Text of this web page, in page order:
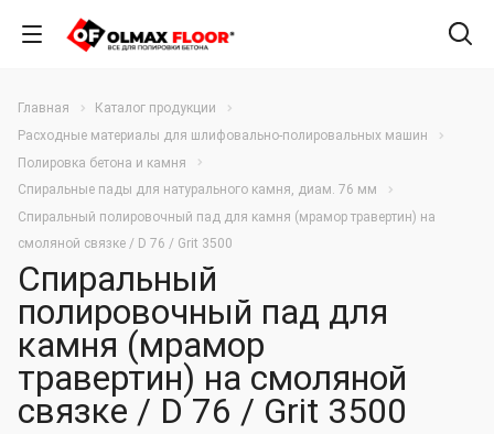
Главная
Каталог продукции
Расходные материалы для шлифовально-полировальных машин
Полировка бетона и камня
Спиральные пады для натурального камня, диам. 76 мм
Спиральный полировочный пад для камня (мрамор травертин) на
смоляной связке / D 76 / Grit 3500
Спиральный
полировочный пад для
камня (мрамор
травертин) на смоляной
связке / D 76 / Grit 3500